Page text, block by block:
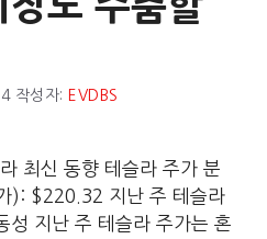
작성자: EVDBS
최신 동향 테슬라 주가 분
): $220.32 지난 주 테슬라
성 지난 주 테슬라 주가는 혼